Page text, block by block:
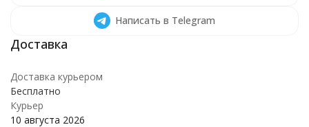
Написать в Telegram
Доставка курьером
Бесплатно
Курьер
10 августа 2026